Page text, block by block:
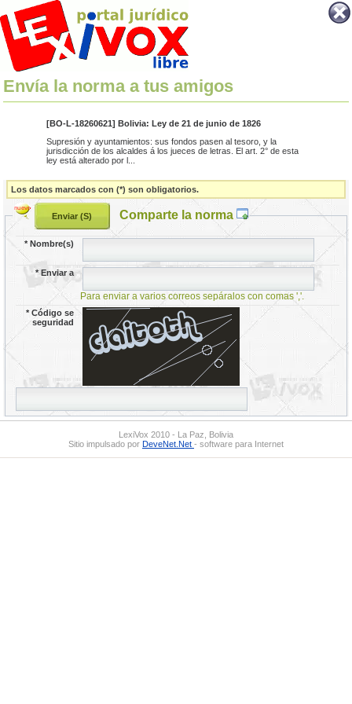
Envía la norma a tus amigos
[BO-L-18260621] Bolivia: Ley de 21 de junio de 1826
Supresión y ayuntamientos: sus fondos pasen al tesoro, y la
jurisdicción de los alcaldes á los jueces de letras. El art. 2° de esta
ley está alterado por l...
Los datos marcados con (*) son obligatorios.
Comparte la norma
*Nombre(s)
*Enviar a
Para enviar a varios correos sepáralos con comas ','.
*Código se
seguridad
LexiVox 2010 - La Paz, Bolivia
Sitio impulsado por DeveNet.Net - software para Internet